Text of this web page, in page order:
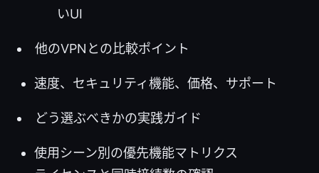
いUI
他のVPNとの比較ポイント
速度、セキュリティ機能、価格、サポート
どう選ぶべきかの実践ガイド
使用シーン別の優先機能マトリクス